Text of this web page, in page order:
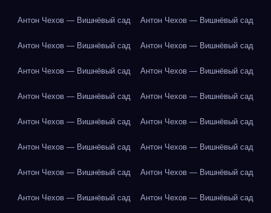
Антон Чехов — Вишнёвый сад Антон Чехов — Вишнёвый сад
Антон Чехов — Вишнёвый сад Антон Чехов — Вишнёвый сад
Антон Чехов — Вишнёвый сад Антон Чехов — Вишнёвый сад
Антон Чехов — Вишнёвый сад Антон Чехов — Вишнёвый сад
Антон Чехов — Вишнёвый сад Антон Чехов — Вишнёвый сад
Антон Чехов — Вишнёвый сад Антон Чехов — Вишнёвый сад
Антон Чехов — Вишнёвый сад Антон Чехов — Вишнёвый сад
Антон Чехов — Вишнёвый сад Антон Чехов — Вишнёвый сад